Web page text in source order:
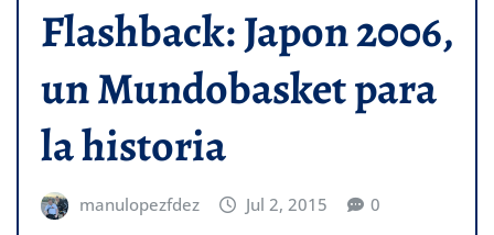
Flashback: Japon 2006,
un Mundobasket para
la historia
manulopezfdez Jul 2, 2015 0